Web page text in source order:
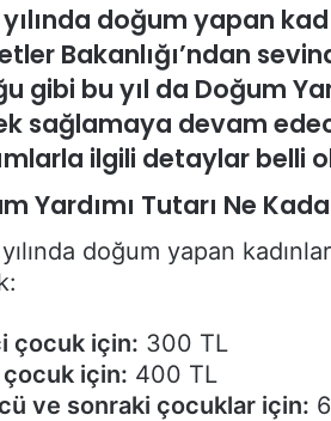
doğum yapan
Bakanlığı’ndan
gibi bu yıl da Doğum
sağlamaya devam
ilgili detaylar belli
Yardımı Tutarı Ne
doğum yapan
çocuk için: 300 TL
için: 400 TL
ve sonraki çocuklar için: